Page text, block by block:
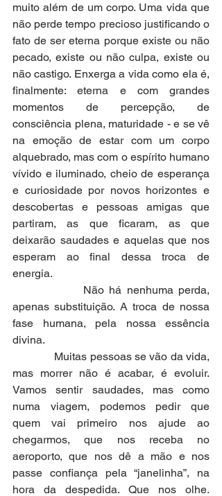
muito além de um corpo. Uma vida que
não perde tempo precioso justificando o
fato de ser eterna porque existe ou não
pecado, existe ou não culpa, existe ou
não castigo. Enxerga a vida como ela é,
finalmente: eterna e com grandes
momentos de percepção, de
consciência plena, maturidade - e se vê
na emoção de estar com um corpo
alquebrado, mas com o espírito humano
vívido e iluminado, cheio de esperança
e curiosidade por novos horizontes e
descobertas e pessoas amigas que
partiram, as que ficaram, as que
deixarão saudades e aquelas que nos
esperam ao final dessa troca de
energia.
Não há nenhuma perda,
apenas substituição. A troca de nossa
fase humana, pela nossa essência
divina.
Muitas pessoas se vão da vida,
mas morrer não é acabar, é evoluir.
Vamos sentir saudades, mas como
numa viagem, podemos pedir que
quem vai primeiro nos ajude ao
chegarmos, que nos receba no
aeroporto, que nos dê a mão e nos
passe confiança pela “janelinha”, na
hora da despedida. Que nos olhe.